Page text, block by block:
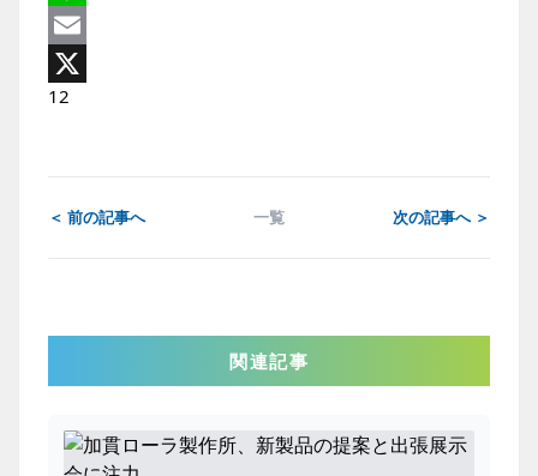
Line
Email
X
1 2
＜ 前の記事へ 一覧 次の記事へ ＞
関連記事